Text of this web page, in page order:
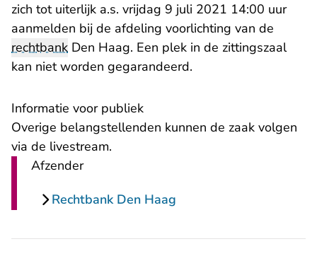
zich tot uiterlijk a.s. vrijdag 9 juli 2021 14:00 uur
aanmelden bij de afdeling voorlichting van de
rechtbank Den Haag. Een plek in de zittingszaal
kan niet worden gegarandeerd.
​​Informatie voor publiek
Overige belangstellenden kunnen de zaak volgen
via de livestream.
Afzender
Rechtbank Den Haag